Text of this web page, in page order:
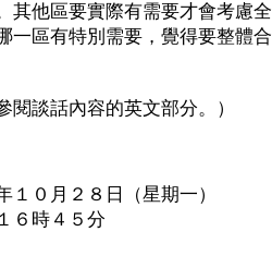
其他區要實際有需要才會考慮
一區有特別需要，覺得要整體
閱談話內容的英文部分。）
１０月２８日（星期一）
６時４５分